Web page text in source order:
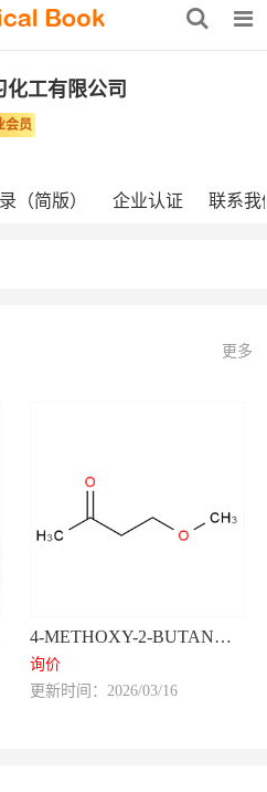
化工有限公司
会员
（简版） 企业认证 联系我
更多
4-METHOXY-2-BUTANONE
询价
更新时间：2026/03/16